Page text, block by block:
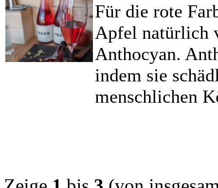
Für die rote
Apfel natürlich
Anthocyan.
indem sie
menschlichen